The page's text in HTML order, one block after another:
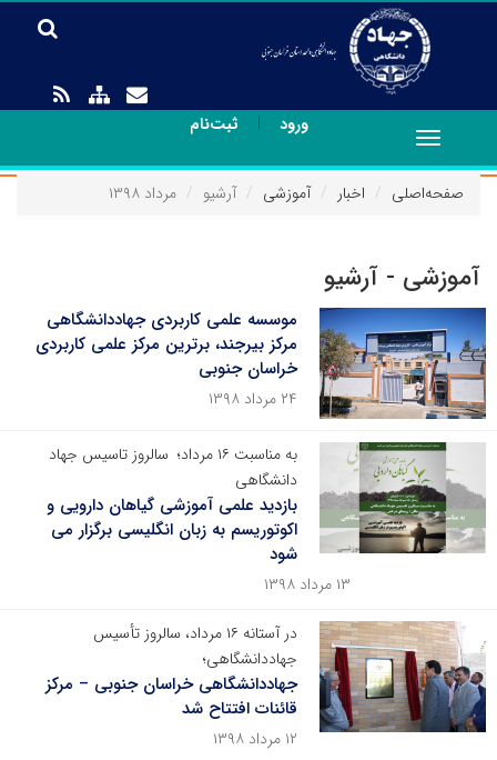
ورود | ثبت‌نام
Toggle
navigation
صفحه‌اصلی
اخبار آموزشی آرشیو مرداد ۱۳۹۸
آموزشی - آرشیو
موسسه علمی کاربردی جهاددانشگاهی
مرکز بیرجند، برترین مرکز علمی کاربردی
خراسان جنوبی
۲۴ مرداد ۱۳۹۸
به مناسبت ۱۶ مرداد؛ سالروز تاسیس جهاد
دانشگاهی
بازدید علمی آموزشی گیاهان دارویی و
اکوتوریسم به زبان انگلیسی برگزار می
شود
۱۳ مرداد ۱۳۹۸
در آستانه ۱۶ مرداد، سالروز تأسیس
جهاددانشگاهی؛
جهاددانشگاهی خراسان جنوبی – مرکز
قائنات افتتاح شد
۱۲ مرداد ۱۳۹۸